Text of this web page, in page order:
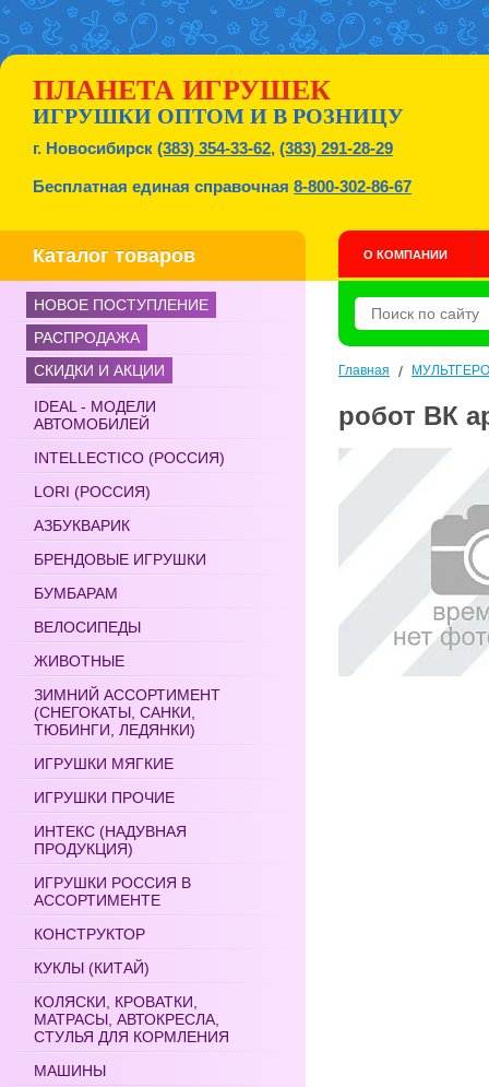
ПЛАНЕТА ИГРУШЕК
ИГРУШКИ ОПТОМ И В РОЗНИЦУ
г. Новосибирск (383) 354-33-62, (383) 291-28-29
Бесплатная единая справочная 8-800-302-86-67
Каталог товаров О КОМПАНИИ
НОВОЕ ПОСТУПЛЕНИЕ
РАСПРОДАЖА
СКИДКИ И АКЦИИ
IDEAL - МОДЕЛИ
АВТОМОБИЛЕЙ
INTELLECTICO (РОССИЯ)
LORI (РОССИЯ)
АЗБУКВАРИК
БРЕНДОВЫЕ ИГРУШКИ
БУМБАРАМ
ВЕЛОСИПЕДЫ
ЖИВОТНЫЕ
ЗИМНИЙ АССОРТИМЕНТ
(СНЕГОКАТЫ, САНКИ,
ТЮБИНГИ, ЛЕДЯНКИ)
ИГРУШКИ МЯГКИЕ
ИГРУШКИ ПРОЧИЕ
ИНТЕКС (НАДУВНАЯ
ПРОДУКЦИЯ)
ИГРУШКИ РОССИЯ В
АССОРТИМЕНТЕ
КОНСТРУКТОР
КУКЛЫ (КИТАЙ)
КОЛЯСКИ, КРОВАТКИ,
МАТРАСЫ, АВТОКРЕСЛА,
СТУЛЬЯ ДЛЯ КОРМЛЕНИЯ
МАШИНЫ
Главная /
робот ВК